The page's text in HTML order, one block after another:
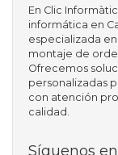
En Clic
informática en
especializada
montaje de
Ofrecemos
personalizadas
con atención
calidad.
Síguenos